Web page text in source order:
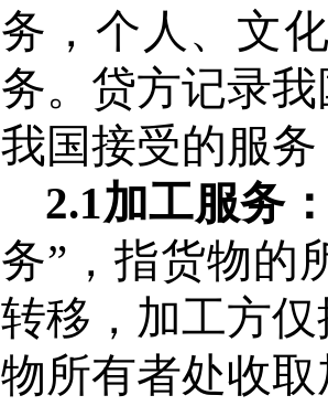
务，个人、文
务。贷方记录
我国接受的服
2.1加工服务
务”，指货物的
转移，加工方
物所有者处收